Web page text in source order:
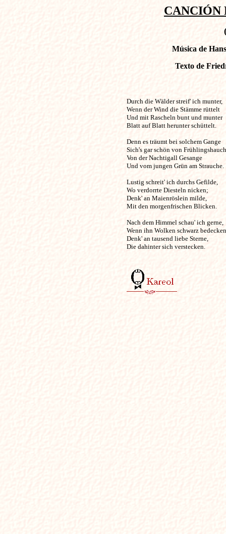
CANCIÓN
Música de
Texto de
Durch die Wälder streif' ich
Wenn der Wind die Stämme rüttelt
Und mit Rascheln bunt und munter
Blatt auf Blatt herunter schüttelt.
Denn es träumt bei solchem Gange
Sich's gar schön von
Von der Nachtigall Gesange
Und vom jungen Grün am Strauche.
Lustig schreit' ich durchs Gefilde,
Wo verdorrte Diesteln nicken;
Denk' an Maienröslein milde,
Mit den morgenfrischen Blicken.
Nach dem Himmel schau' ich gerne,
Wenn ihn Wolken schwarz
Denk' an tausend liebe Sterne,
Die dahinter sich verstecken.